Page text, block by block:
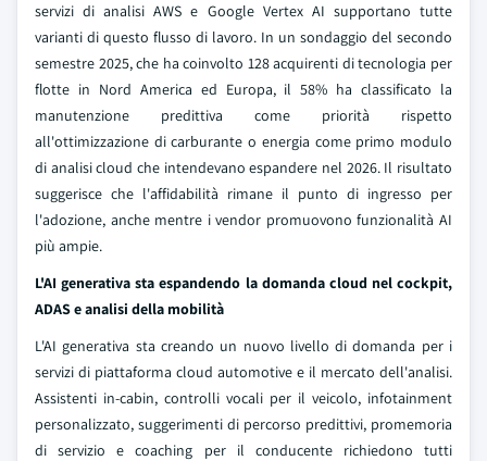
servizi di analisi AWS e Google Vertex AI supportano tutte
varianti di questo flusso di lavoro. In un sondaggio del secondo
semestre 2025, che ha coinvolto 128 acquirenti di tecnologia per
flotte in Nord America ed Europa, il 58% ha classificato la
manutenzione predittiva come priorità rispetto
all'ottimizzazione di carburante o energia come primo modulo
di analisi cloud che intendevano espandere nel 2026. Il risultato
suggerisce che l'affidabilità rimane il punto di ingresso per
l'adozione, anche mentre i vendor promuovono funzionalità AI
più ampie.
L'AI generativa sta espandendo la domanda cloud nel cockpit,
ADAS e analisi della mobilità
L'AI generativa sta creando un nuovo livello di domanda per i
servizi di piattaforma cloud automotive e il mercato dell'analisi.
Assistenti in-cabin, controlli vocali per il veicolo, infotainment
personalizzato, suggerimenti di percorso predittivi, promemoria
di servizio e coaching per il conducente richiedono tutti